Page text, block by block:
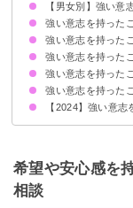
①度量が広い
②マイペース
③愛嬌がある
④自分なりのこ
⑤慎重に行動する
【男女別】強い意
強い意志を持っ
強い意志を持っ
強い意志を持った
好きなタイプ
攻略法・落とし方
強い意志を持った
5位：傷つきやす
4位：気分屋の猿
3位：母性豊かな
2位：守りの猿
1位：強靭な翼を
強い意志を持った
強い意志を持った
強い意志を持った
【2024】強い意
希望や安心感を
相談